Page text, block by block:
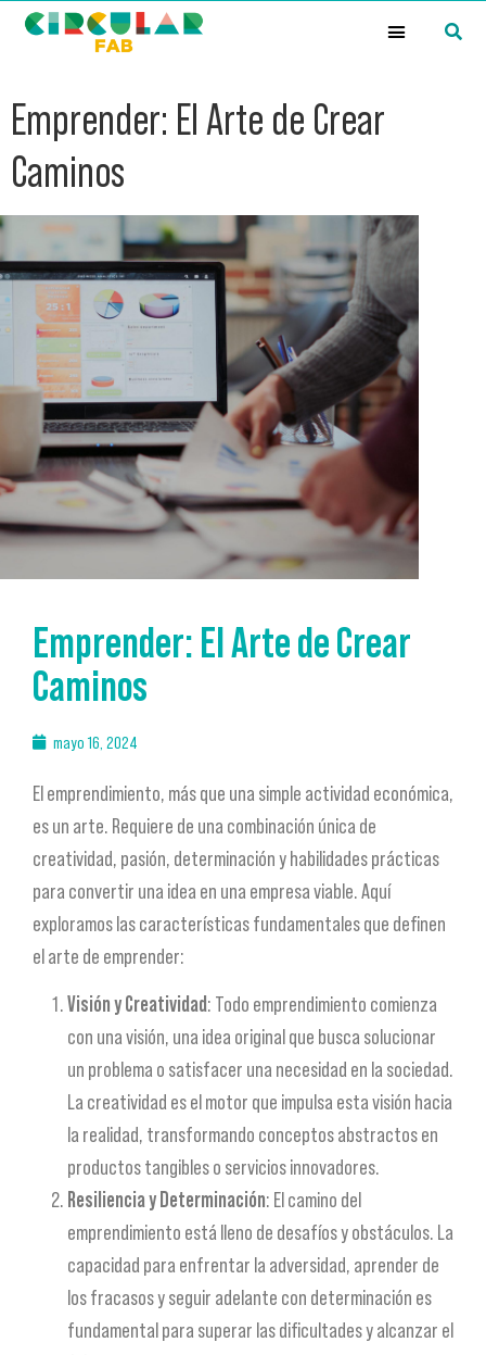
Emprender: El Arte de Crear
Caminos
Emprender: El Arte de Crear
Caminos
mayo 16, 2024
El emprendimiento, más que una simple actividad económica,
es un arte. Requiere de una combinación única de
creatividad, pasión, determinación y habilidades prácticas
para convertir una idea en una empresa viable. Aquí
exploramos las características fundamentales que definen
el arte de emprender:
Visión y Creatividad: Todo emprendimiento comienza
con una visión, una idea original que busca solucionar
un problema o satisfacer una necesidad en la sociedad.
La creatividad es el motor que impulsa esta visión hacia
la realidad, transformando conceptos abstractos en
productos tangibles o servicios innovadores.
Resiliencia y Determinación: El camino del
emprendimiento está lleno de desafíos y obstáculos. La
capacidad para enfrentar la adversidad, aprender de
los fracasos y seguir adelante con determinación es
fundamental para superar las dificultades y alcanzar el